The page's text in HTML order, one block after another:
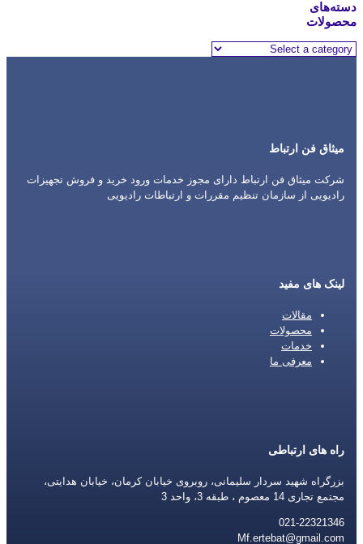
دسته‌های
محصولات
میثاق فن ارتباط
شرکت میثاق فن ارتباط دارای مجوز خدمات ورود خرید و فروش تجهیزات
رادیویی از سازمان تنظیم مقررات و ارتباطات رادیویی
لینک های مفید
مقالات
محصولات
خدمات
معرفی ما
راه های ارتباطی
بزرگراه شهید سردار سلیمانی، روبروی خیابان کرمان، خیابان هدایتی،
مجتمع تجاری 14 معصوم ، طبقه 3، واحد 3
021-22321346
Mf.ertebat@gmail.com